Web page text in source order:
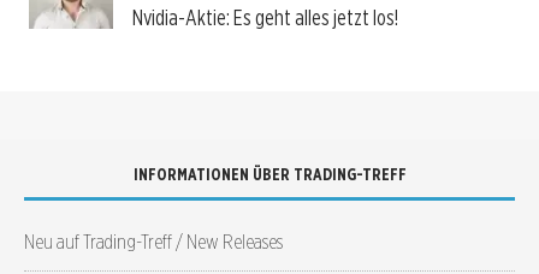
Nvidia-Aktie: Es geht alles jetzt los!
INFORMATIONEN ÜBER TRADING-TREFF
Neu auf Trading-Treff / New Releases